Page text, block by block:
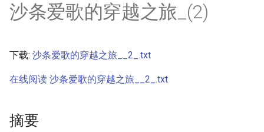
开
搜
索
其他信息 [Processed Page
沙条爱歌的穿越之旅_(2)
下载: 沙条爱歌的穿越之旅__2_.txt
在线阅读 沙条爱歌的穿越之旅__2_.txt
摘要